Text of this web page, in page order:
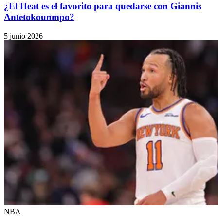
¿El Heat es el favorito para quedarse con Giannis
Antetokounmpo?
5 junio 2026
NBA